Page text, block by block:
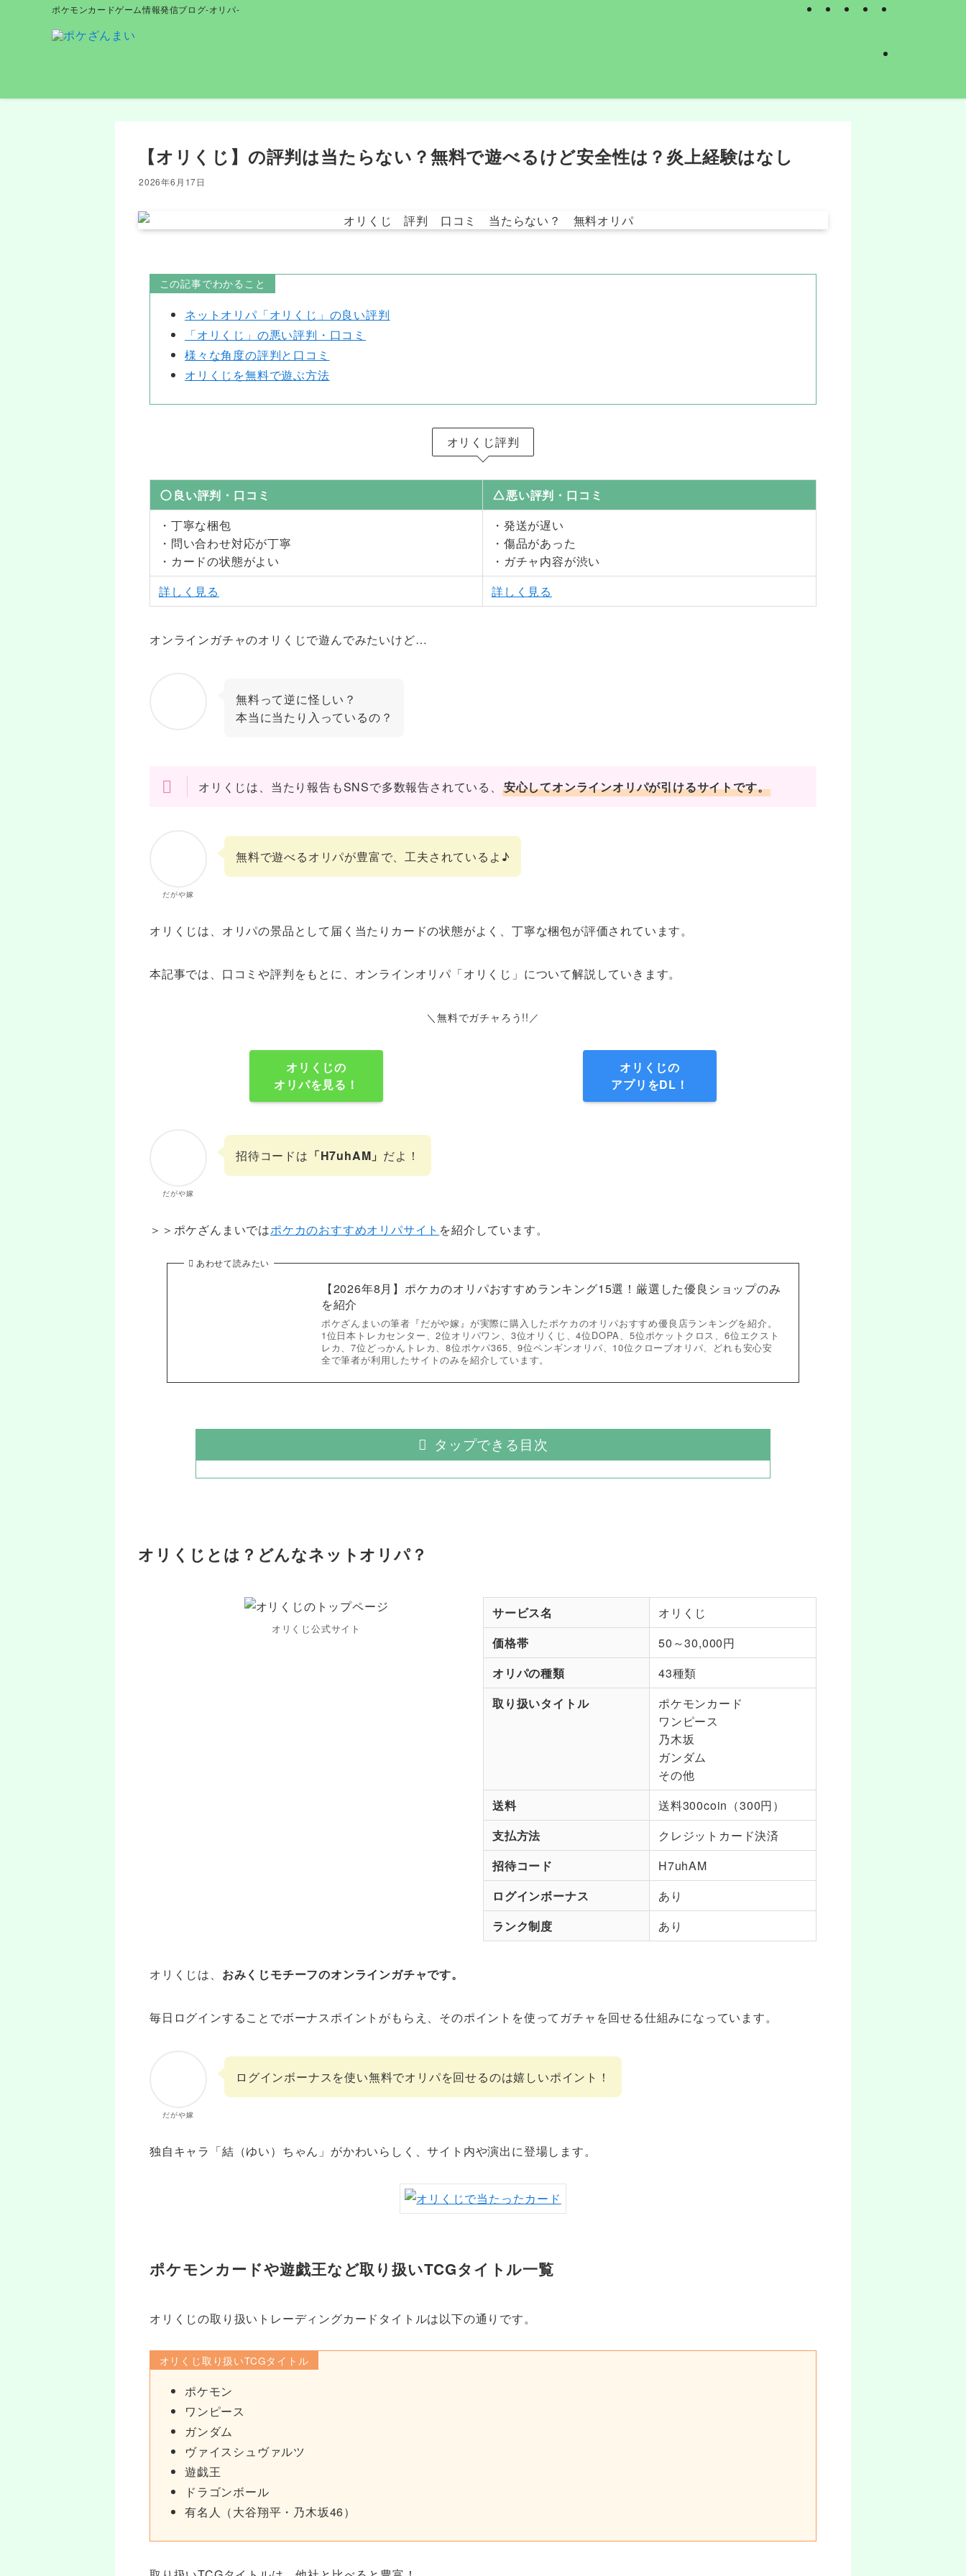
ポケモンカードゲーム情報発信ブログ-オリパ-
【オリくじ】の評判は当たらない？無料で遊べるけど安全性は？炎上経験はなし
2026年6月17日
この記事でわかること
ネットオリパ「オリくじ」の良い評判
「オリくじ」の悪い評判・口コミ
様々な角度の評判と口コミ
オリくじを無料で遊ぶ方法
オリくじ評判
良い評判・口コミ
悪い評判・口コミ
・丁寧な梱包
・問い合わせ対応が丁寧
・カードの状態がよい
・発送が遅い
・傷品があった
・ガチャ内容が渋い
詳しく見る
詳しく見る
オンラインガチャのオリくじで遊んでみたいけど…
無料って逆に怪しい？
本当に当たり入っているの？
オリくじは、当たり報告もSNSで多数報告されている、 安心してオンラインオリパが引けるサイトです。
だがや嫁
無料で遊べるオリパが豊富で、工夫されているよ♪
オリくじは、オリパの景品として届く当たりカードの状態がよく、丁寧な梱包が評価されています。
本記事では、口コミや評判をもとに、オンラインオリパ「オリくじ」について解説していきます。
＼無料でガチャろう!!／
オリくじの
オリパを見る！
オリくじの
アプリをDL！
だがや嫁
招待コードは 「H7uhAM」 だよ！
＞＞ポケざんまいではポケカのおすすめオリパサイト を紹介しています。
あわせて読みたい
【2026年8月】ポケカのオリパおすすめランキング15選！厳選した優良ショップのみ
を紹介
ポケざんまいの筆者『だがや嫁』が実際に購入したポケカのオリパおすすめ優良店ランキングを紹介。
1位日本トレカセンター、2位オリパワン、3位オリくじ、4位DOPA、5位ポケットクロス、6位エクスト
レカ、7位どっかんトレカ、8位ポケパ365、9位ペンギンオリパ、10位クローブオリパ、どれも安心安
全で筆者が利用したサイトのみを紹介しています。
タップできる目次
オリくじとは？どんなネットオリパ？
オリくじ公式サイト
サービス名
オリくじ
価格帯
50～30,000円
オリパの種類
43種類
取り扱いタイトル
ポケモンカード
ワンピース
乃木坂
ガンダム
その他
送料
送料300coin（300円）
支払方法
クレジットカード決済
招待コード
H7uhAM
ログインボーナス
あり
ランク制度
あり
オリくじは、 おみくじモチーフのオンラインガチャです。
毎日ログインすることでボーナスポイントがもらえ、そのポイントを使ってガチャを回せる仕組みになっています。
だがや嫁
ログインボーナスを使い無料でオリパを回せるのは嬉しいポイント！
独自キャラ「結（ゆい）ちゃん」がかわいらしく、サイト内や演出に登場します。
ポケモンカードや遊戯王など取り扱いTCGタイトル一覧
オリくじの取り扱いトレーディングカードタイトルは以下の通りです。
オリくじ取り扱いTCGタイトル
ポケモン
ワンピース
ガンダム
ヴァイスシュヴァルツ
遊戯王
ドラゴンボール
有名人（大谷翔平・乃木坂46）